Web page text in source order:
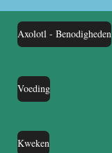
Axolotl - Benodigheden
Voeding
Kweken